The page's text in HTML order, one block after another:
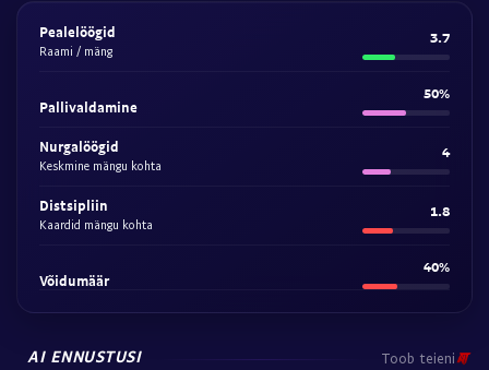
Pealelöögid
Raami / mäng
3.7
Pallivaldamine
50%
Nurgalöögid
Keskmine mängu kohta
4
Distsipliin
Kaardid mängu kohta
1.8
Võidumäär
40%
AI ENNUSTUSI Toob teieni